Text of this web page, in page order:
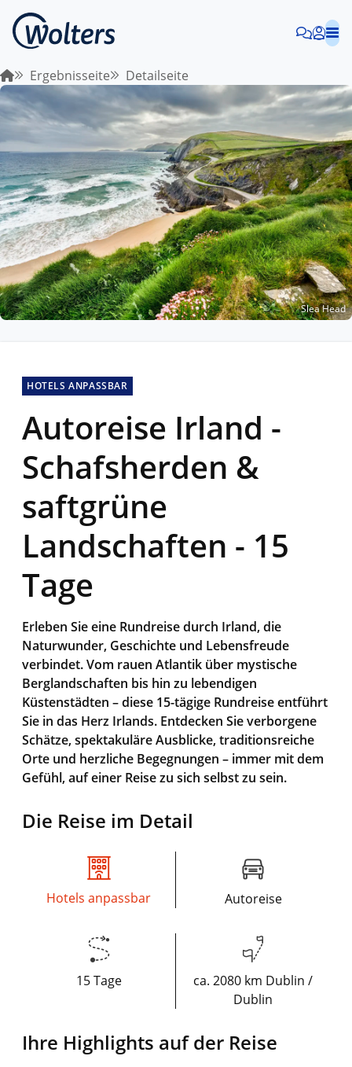
Ergebnisseite Detailseite
Slea Head
HOTELS ANPASSBAR
Autoreise Irland -
Schafsherden &
saftgrüne
Landschaften - 15
Tage
Erleben Sie eine Rundreise durch Irland, die
Naturwunder, Geschichte und Lebensfreude
verbindet. Vom rauen Atlantik über mystische
Berglandschaften bis hin zu lebendigen
Küstenstädten – diese 15-tägige Rundreise entführt
Sie in das Herz Irlands. Entdecken Sie verborgene
Schätze, spektakuläre Ausblicke, traditionsreiche
Orte und herzliche Begegnungen – immer mit dem
Gefühl, auf einer Reise zu sich selbst zu sein.
Die Reise im Detail
Hotels anpassbar Autoreise
15 Tage
ca. 2080 km Dublin /
Dublin
Ihre Highlights auf der Reise